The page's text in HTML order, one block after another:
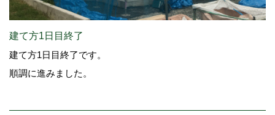
建て方1日目終了
建て方1日目終了です。
順調に進みました。